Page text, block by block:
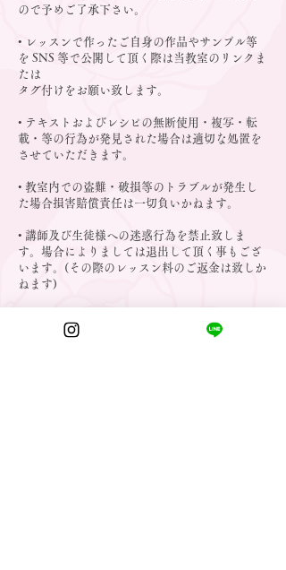
ので予めご了承下さい。
• レッスンで作ったご自身の作品やサンプル等
を SNS 等で公開して頂く際は当教室のリンクま
たは
タグ付けをお願い致します。
• テキストおよびレシピの無断使用・複写・転
載・等の行為が発見された場合は適切な処置を
させていただきます。
• 教室内での盗難・破損等のトラブルが発生し
た場合損害賠償責任は一切負いかねます。
• 講師及び生徒様への迷惑行為を禁止致しま
す。場合によりましては退出して頂く事もござ
います。(その際のレッスン料のご返金は致しか
ねます)